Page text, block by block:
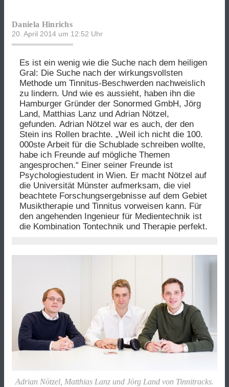
Daniela Hinrichs
20. April 2014 um 12:52 Uhr
Es ist ein wenig wie die Suche nach dem heiligen
Gral: Die Suche nach der wirkungsvollsten
Methode um Tinnitus-Beschwerden nachweislich
zu lindern. Und wie es aussieht, haben ihn die
Hamburger Gründer der Sonormed GmbH, Jörg
Land, Matthias Lanz und Adrian Nötzel,
gefunden. Adrian Nötzel war es auch, der den
Stein ins Rollen brachte. „Weil ich nicht die 100.
000ste Arbeit für die Schublade schreiben wollte,
habe ich Freunde auf mögliche Themen
angesprochen.“ Einer seiner Freunde ist
Psychologiestudent in Wien. Er macht Nötzel auf
die Universität Münster aufmerksam, die viel
beachtete Forschungsergebnisse auf dem Gebiet
Musiktherapie und Tinnitus vorweisen kann. Für
den angehenden Ingenieur für Medientechnik ist
die Kombination Tontechnik und Therapie perfekt.
Adrian Nötzel, Matthias Lanz und Jörg Land von Tinnitracks.